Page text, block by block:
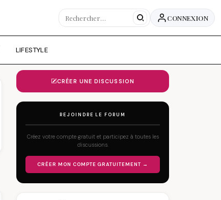
CONNEXION
LIFESTYLE
CRÉER UNE DISCUSSION
REJOINDRE LE FORUM
Créez votre compte gratuit et participez à toutes les
discussions.
CRÉER MON COMPTE GRATUITEMENT →